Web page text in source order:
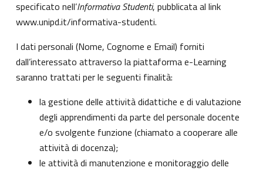
specificato nell’Informativa Studenti, pubblicata al link
www.unipd.it/informativa-studenti.
I dati personali (Nome, Cognome e Email) forniti
dall’interessato attraverso la piattaforma e-Learning
saranno trattati per le seguenti finalità:
la gestione delle attività didattiche e di valutazione
degli apprendimenti da parte del personale docente
e/o svolgente funzione (chiamato a cooperare alle
attività di docenza);
le attività di manutenzione e monitoraggio delle